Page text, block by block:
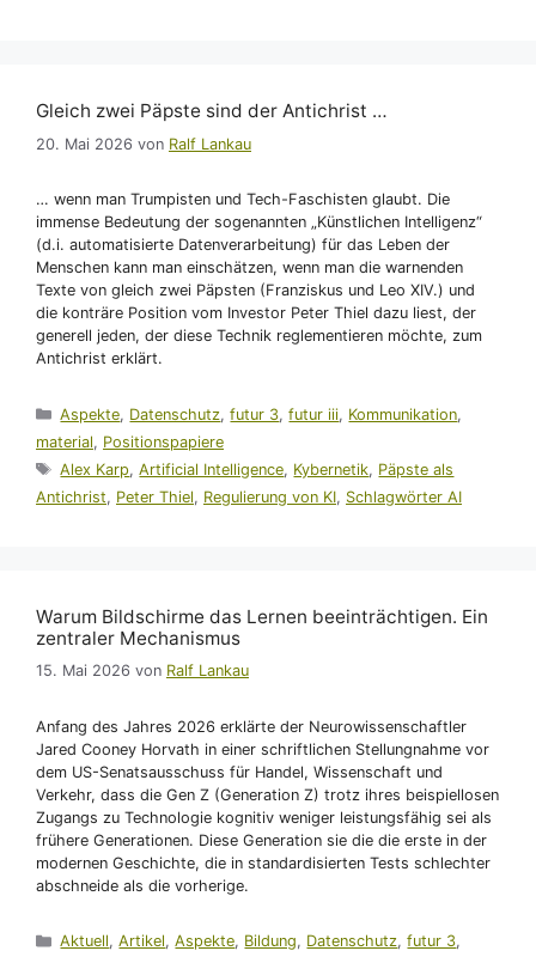
Gleich zwei Päpste sind der Antichrist …
20. Mai 2026 von Ralf Lankau
… wenn man Trumpisten und Tech-Faschisten glaubt. Die
immense Bedeutung der sogenannten „Künstlichen Intelligenz“
(d.i. automatisierte Datenverarbeitung) für das Leben der
Menschen kann man einschätzen, wenn man die warnenden
Texte von gleich zwei Päpsten (Franziskus und Leo XIV.) und
die konträre Position vom Investor Peter Thiel dazu liest, der
generell jeden, der diese Technik reglementieren möchte, zum
Antichrist erklärt.
Kategorien
Aspekte, Datenschutz,futur 3,futur iii, Kommunikation,
material, Positionspapiere
Schlagwörter
Alex Karp,Artificial Intelligence, Kybernetik, Päpste als
Antichrist, Peter Thiel, Regulierung von KI, Schlagwörter AI
Warum Bildschirme das Lernen beeinträchtigen. Ein
zentraler Mechanismus
15. Mai 2026 von Ralf Lankau
Anfang des Jahres 2026 erklärte der Neurowissenschaftler
Jared Cooney Horvath in einer schriftlichen Stellungnahme vor
dem US-Senatsausschuss für Handel, Wissenschaft und
Verkehr, dass die Gen Z (Generation Z) trotz ihres beispiellosen
Zugangs zu Technologie kognitiv weniger leistungsfähig sei als
frühere Generationen. Diese Generation sie die die erste in der
modernen Geschichte, die in standardisierten Tests schlechter
abschneide als die vorherige.
Kategorien
Aktuell,Artikel,Aspekte, Bildung, Datenschutz,futur 3,